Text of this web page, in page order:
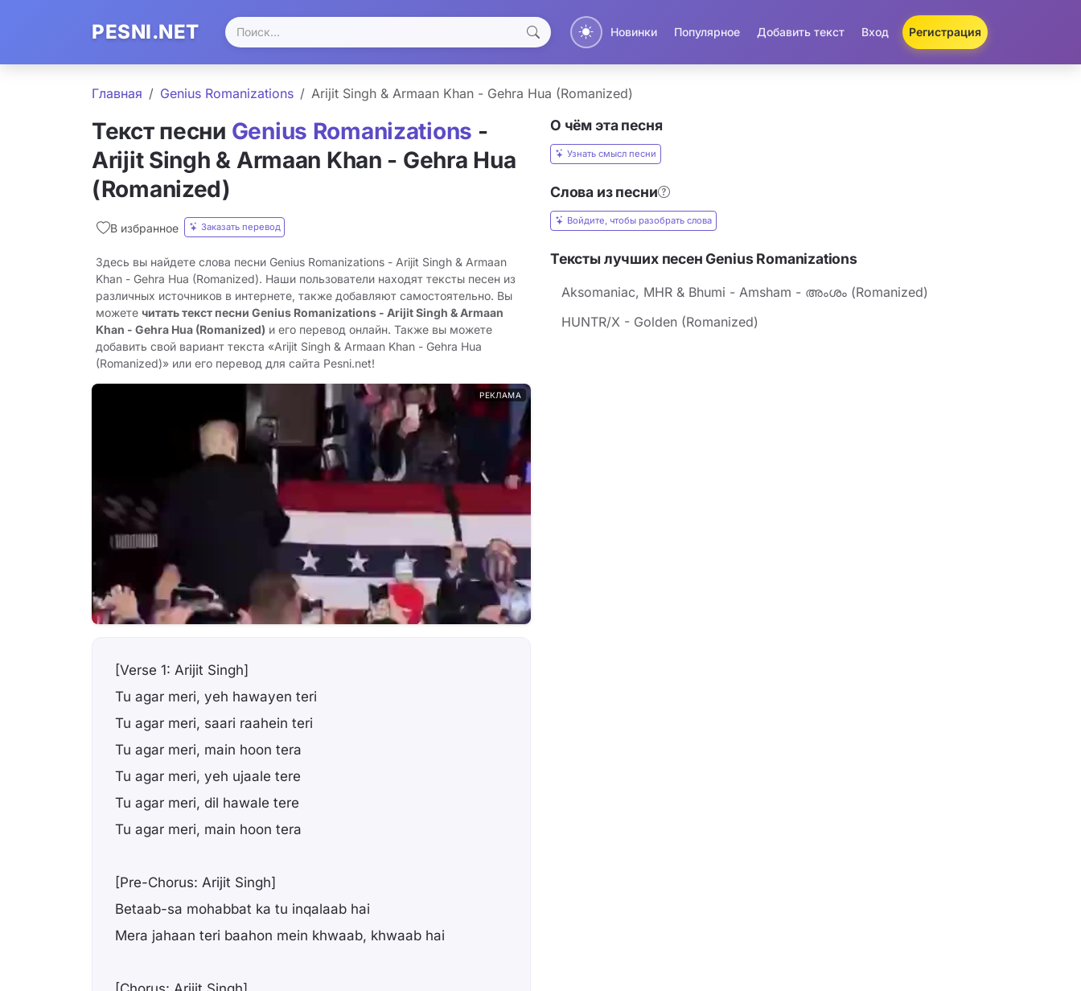
PESNI.NET Новинки Популярное Добавить текст Вход Регистрация
Главная Genius Romanizations Arijit Singh & Armaan Khan - Gehra Hua (Romanized)
Текст песни Genius Romanizations -
Arijit Singh & Armaan Khan - Gehra Hua
(Romanized)
В избранное Заказать перевод
Здесь вы найдете слова песни Genius Romanizations - Arijit Singh & Armaan
Khan - Gehra Hua (Romanized). Наши пользователи находят тексты песен из
различных источников в интернете, также добавляют самостоятельно. Вы
можете читать текст песни Genius Romanizations - Arijit Singh & Armaan
Khan - Gehra Hua (Romanized) и его перевод онлайн. Также вы можете
добавить свой вариант текста «Arijit Singh & Armaan Khan - Gehra Hua
(Romanized)» или его перевод для сайта Pesni.net!
РЕКЛАМА
[Verse 1: Arijit Singh]
Tu agar meri, yeh hawayen teri
Tu agar meri, saari raahein teri
Tu agar meri, main hoon tera
Tu agar meri, yeh ujaale tere
Tu agar meri, dil hawale tere
Tu agar meri, main hoon tera
[Pre-Chorus: Arijit Singh]
Betaab-sa mohabbat ka tu inqalaab hai
Mera jahaan teri baahon mein khwaab, khwaab hai
О чём эта песня
Узнать смысл песни
Слова из песни
Войдите, чтобы разобрать слова
Тексты лучших песен Genius Romanizations
Aksomaniac, MHR & Bhumi - Amsham - അംശം (Romanized)
HUNTR/X - Golden (Romanized)